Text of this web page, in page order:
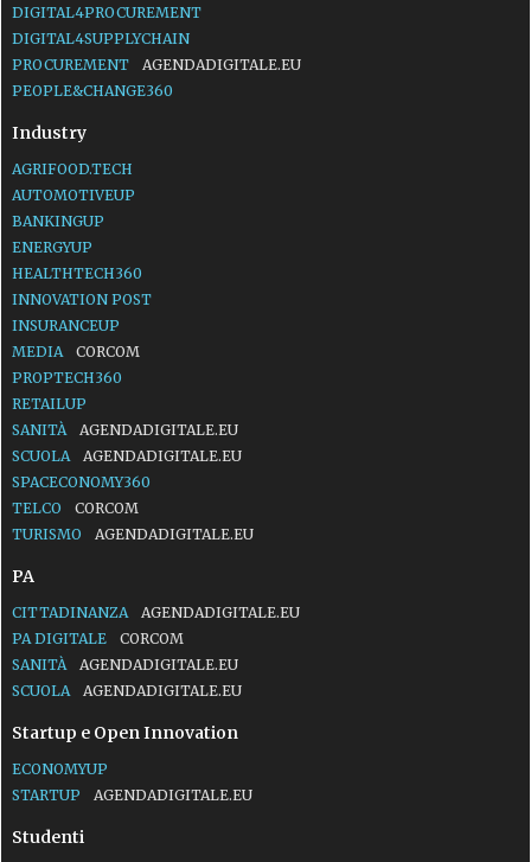
DIGITAL4PROCUREMENT
DIGITAL4SUPPLYCHAIN
PROCUREMENT
AGENDADIGITALE.EU
PEOPLE&CHANGE360
Industry
AGRIFOOD.TECH
AUTOMOTIVEUP
BANKINGUP
ENERGYUP
HEALTHTECH360
INNOVATION POST
INSURANCEUP
MEDIA
CORCOM
PROPTECH360
RETAILUP
SANITÀ
AGENDADIGITALE.EU
SCUOLA
AGENDADIGITALE.EU
SPACECONOMY360
TELCO
CORCOM
TURISMO
AGENDADIGITALE.EU
PA
CITTADINANZA
AGENDADIGITALE.EU
PA DIGITALE
CORCOM
SANITÀ
AGENDADIGITALE.EU
SCUOLA
AGENDADIGITALE.EU
Startup e Open Innovation
ECONOMYUP
STARTUP
AGENDADIGITALE.EU
Studenti